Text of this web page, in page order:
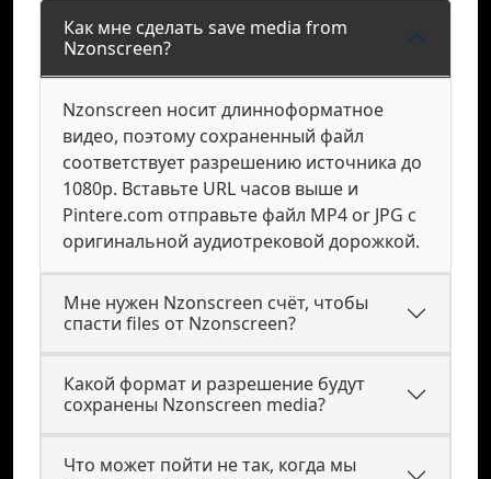
Как мне сделать save media from
Nzonscreen?
Nzonscreen носит длинноформатное
видео, поэтому сохраненный файл
соответствует разрешению источника до
1080p. Вставьте URL часов выше и
Pintere.com отправьте файл MP4 or JPG с
оригинальной аудиотрековой дорожкой.
Мне нужен Nzonscreen счёт, чтобы
спасти files от Nzonscreen?
Какой формат и разрешение будут
сохранены Nzonscreen media?
Что может пойти не так, когда мы